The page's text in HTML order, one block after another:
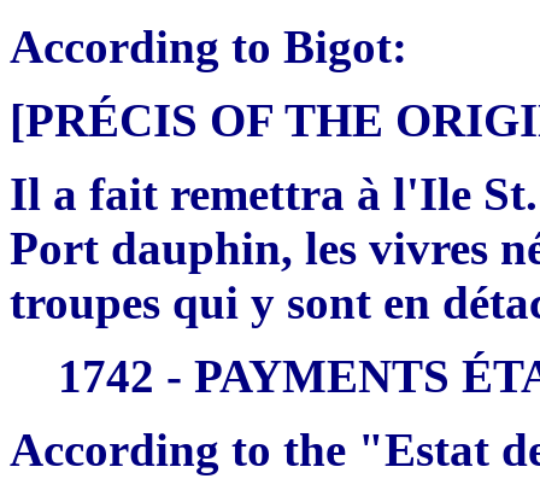
According to Bigot:
[PRÉCIS OF THE
Il a fait remettra à l'Ile
Port dauphin, les vivres
troupes qui y sont en
1742 - PAYMENTS
According to the "Estat